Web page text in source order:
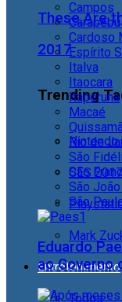
These Are
2017
Trending
Nintendo
CES 2017
Mark
Entretenimento
Todos
Campos
Cardoso
Espírito
Italva
Itaocara
Itaperuna
Macaé
Quissamã
Rio de
São
São
São
São
Eduardo
ao Governo